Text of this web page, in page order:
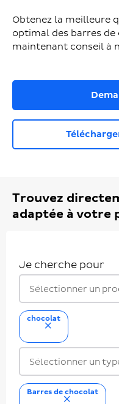
Obtenez la meilleure
optimal des barres de
maintenant conseil à
Trouvez
adaptée à votre
Je cherche pour
Sélectionner un
chocolat
supprimer
Sélectionner un
Barres de chocolat
supprimer